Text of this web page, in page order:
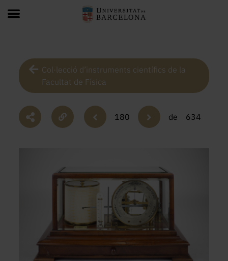
Col·lecció d’instruments científics de la
Facultat de Física
180 de 634